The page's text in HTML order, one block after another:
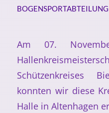
BOGENSPORTABTEILUNG
Am 07.
Schützenkreises
konnten wir diese
Halle in Altenhagen